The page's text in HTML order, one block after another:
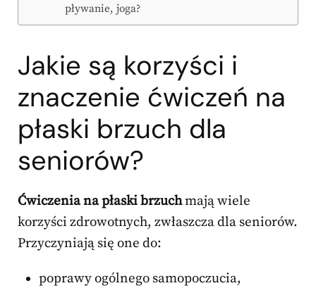
pływanie, joga?
Jakie są korzyści i
znaczenie ćwiczeń na
płaski brzuch dla
seniorów?
Ćwiczenia na płaski brzuchmają wiele
korzyści zdrowotnych, zwłaszcza dla seniorów.
Przyczyniają się one do:
poprawy ogólnego samopoczucia,